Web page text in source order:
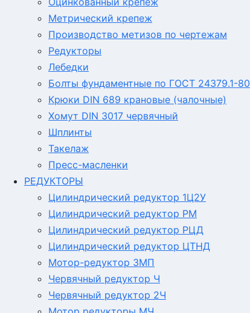
Метрический крепеж
Производство метизов по чертежам
Редукторы
Лебедки
Болты фундаментные по ГОСТ 24379.1-80
Крюки DIN 689 крановые (чалочные)
Хомут DIN 3017 червячный
Шплинты
Такелаж
Пресс-масленки
РЕДУКТОРЫ
Цилиндрический редуктор 1Ц2У
Цилиндрический редуктор РМ
Цилиндрический редуктор РЦД
Цилиндрический редуктор ЦТНД
Мотор-редуктор 3МП
Червячный редуктор Ч
Червячный редуктор 2Ч